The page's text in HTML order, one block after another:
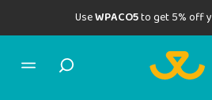
UseWPACO5to get 5% off